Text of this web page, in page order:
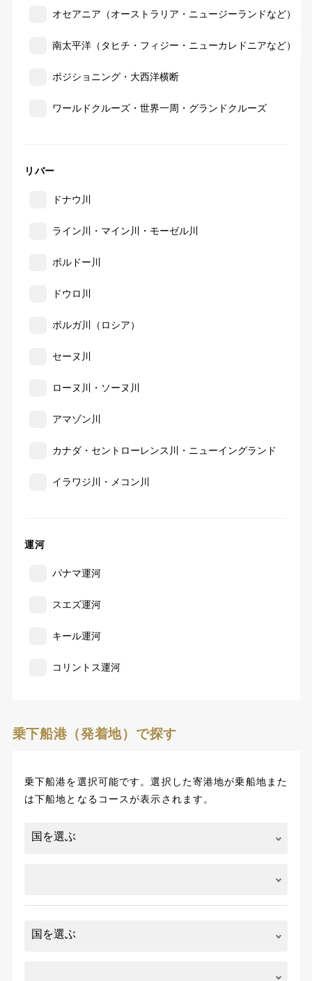
オセアニア（オーストラリア・ニュージーランドなど）
南太平洋（タヒチ・フィジー・ニューカレドニアなど）
ポジショニング・大西洋横断
ワールドクルーズ・世界一周・グランドクルーズ
リバー
ドナウ川
ライン川・マイン川・モーゼル川
ボルドー川
ドウロ川
ボルガ川（ロシア）
セーヌ川
ローヌ川・ソーヌ川
アマゾン川
カナダ・セントローレンス川・ニューイングランド
イラワジ川・メコン川
運河
パナマ運河
スエズ運河
キール運河
コリントス運河
乗下船港（発着地）で探す
乗下船港を選択可能です。選択した寄港地が乗船地また
は下船地となるコースが表示されます。